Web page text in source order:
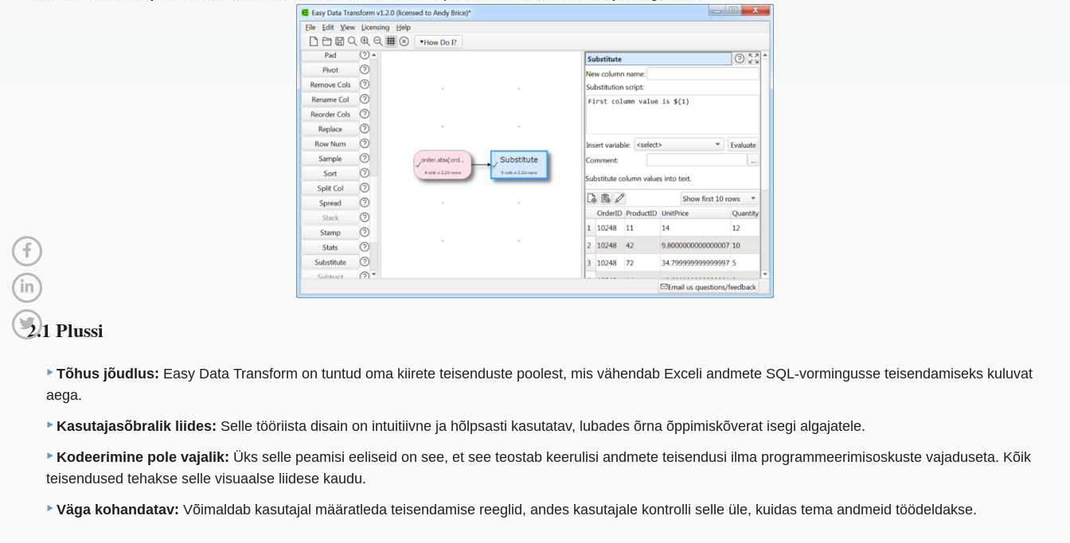
2.1 Plussi
Tõhus jõudlus: Easy Data Transform on tuntud oma kiirete teisenduste poolest, mis vähendab Exceli andmete SQL-vormingusse teisendamiseks kuluvat
aega.
Kasutajasõbralik liides: Selle tööriista disain on intuitiivne ja hõlpsasti kasutatav, lubades õrna õppimiskõverat isegi algajatele.
Kodeerimine pole vajalik: Üks selle peamisi eeliseid on see, et see teostab keerulisi andmete teisendusi ilma programmeerimisoskuste vajaduseta. Kõik
teisendused tehakse selle visuaalse liidese kaudu.
Väga kohandatav: Võimaldab kasutajal määratleda teisendamise reeglid, andes kasutajale kontrolli selle üle, kuidas tema andmeid töödeldakse.